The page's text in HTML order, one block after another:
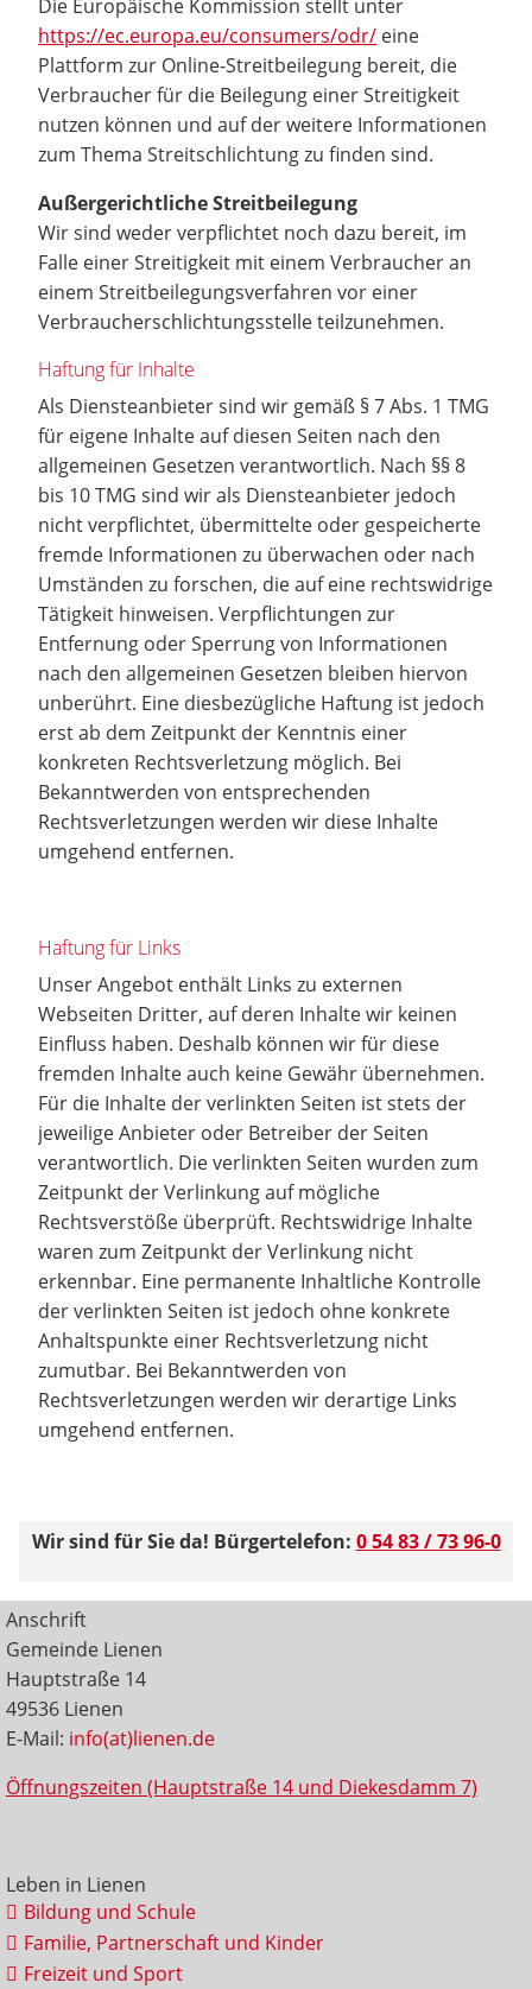
Die Europäische Kommission stellt unter
https://ec.europa.eu/consumers/odr/ eine
Plattform zur Online-Streitbeilegung bereit, die
Verbraucher für die Beilegung einer Streitigkeit
nutzen können und auf der weitere Informationen
zum Thema Streitschlichtung zu finden sind.
Außergerichtliche Streitbeilegung
Wir sind weder verpflichtet noch dazu bereit, im
Falle einer Streitigkeit mit einem Verbraucher an
einem Streitbeilegungsverfahren vor einer
Verbraucherschlichtungsstelle teilzunehmen.
Haftung für Inhalte
Als Diensteanbieter sind wir gemäß § 7 Abs. 1 TMG
für eigene Inhalte auf diesen Seiten nach den
allgemeinen Gesetzen verantwortlich. Nach §§ 8
bis 10 TMG sind wir als Diensteanbieter jedoch
nicht verpflichtet, übermittelte oder gespeicherte
fremde Informationen zu überwachen oder nach
Umständen zu forschen, die auf eine rechtswidrige
Tätigkeit hinweisen. Verpflichtungen zur
Entfernung oder Sperrung von Informationen
nach den allgemeinen Gesetzen bleiben hiervon
unberührt. Eine diesbezügliche Haftung ist jedoch
erst ab dem Zeitpunkt der Kenntnis einer
konkreten Rechtsverletzung möglich. Bei
Bekanntwerden von entsprechenden
Rechtsverletzungen werden wir diese Inhalte
umgehend entfernen.
Haftung für Links
Unser Angebot enthält Links zu externen
Webseiten Dritter, auf deren Inhalte wir keinen
Einfluss haben. Deshalb können wir für diese
fremden Inhalte auch keine Gewähr übernehmen.
Für die Inhalte der verlinkten Seiten ist stets der
jeweilige Anbieter oder Betreiber der Seiten
verantwortlich. Die verlinkten Seiten wurden zum
Zeitpunkt der Verlinkung auf mögliche
Rechtsverstöße überprüft. Rechtswidrige Inhalte
waren zum Zeitpunkt der Verlinkung nicht
erkennbar. Eine permanente Inhaltliche Kontrolle
der verlinkten Seiten ist jedoch ohne konkrete
Anhaltspunkte einer Rechtsverletzung nicht
zumutbar. Bei Bekanntwerden von
Rechtsverletzungen werden wir derartige Links
umgehend entfernen.
Wir sind für Sie da! Bürgertelefon: 0 54 83 / 73 96-0
Anschrift
Gemeinde Lienen
Hauptstraße 14
49536 Lienen
E-Mail: info(at)lienen.de
Öffnungszeiten (Hauptstraße 14 und Diekesdamm 7)
Leben in Lienen
Bildung und Schule
Familie, Partnerschaft und Kinder
Freizeit und Sport